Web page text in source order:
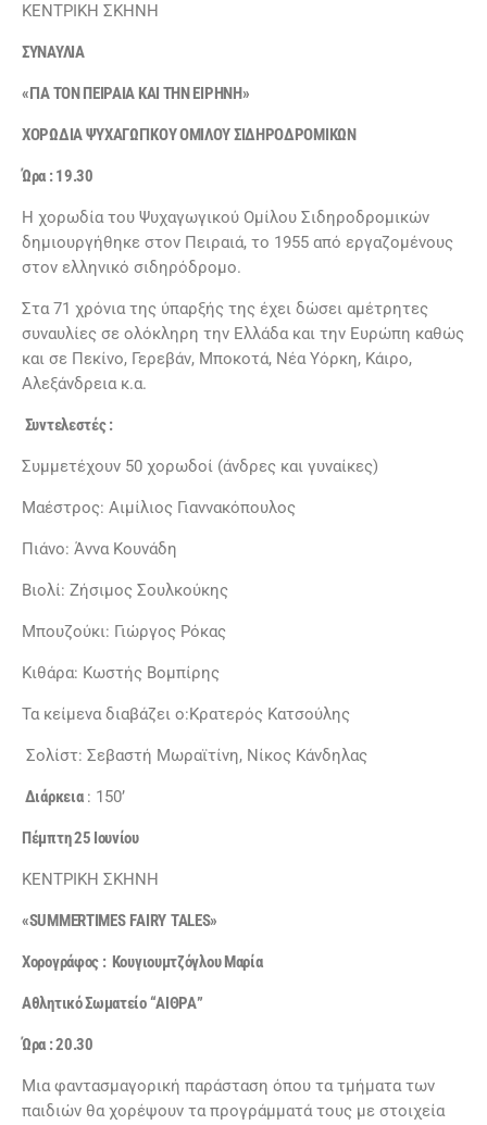
ΚΕΝΤΡΙΚΗ ΣΚΗΝΗ
ΣΥΝΑΥΛΙΑ
«ΓΙΑ ΤΟΝ ΠΕΙΡΑΙΑ ΚΑΙ ΤΗΝ ΕΙΡΗΝΗ»
ΧΟΡΩΔΙΑ ΨΥΧΑΓΩΓΙΚΟΥ ΟΜΙΛΟΥ ΣΙΔΗΡΟΔΡΟΜΙΚΩΝ
Ώρα : 19.30
Η χορωδία του Ψυχαγωγικού Ομίλου Σιδηροδρομικών
δημιουργήθηκε στον Πειραιά, το 1955 από εργαζομένους
στον ελληνικό σιδηρόδρομο.
Στα 71 χρόνια της ύπαρξής της έχει δώσει αμέτρητες
συναυλίες σε ολόκληρη την Ελλάδα και την Ευρώπη καθώς
και σε Πεκίνο, Γερεβάν, Μποκοτά, Νέα Υόρκη, Κάιρο,
Αλεξάνδρεια κ.α.
Συντελεστές :
Συμμετέχουν 50 χορωδοί (άνδρες και γυναίκες)
Μαέστρος: Αιμίλιος Γιαννακόπουλος
Πιάνο: Άννα Κουνάδη
Βιολί: Ζήσιμος Σουλκούκης
Μπουζούκι: Γιώργος Ρόκας
Κιθάρα: Κωστής Βομπίρης
Τα κείμενα διαβάζει ο:Κρατερός Κατσούλης
Σολίστ: Σεβαστή Μωραϊτίνη, Νίκος Κάνδηλας
Διάρκεια: 150’
Πέμπτη 25 Ιουνίου
ΚΕΝΤΡΙΚΗ ΣΚΗΝΗ
«SUMMERTIMES FAIRY TALES»
Χορογράφος : Κουγιουμτζόγλου Μαρία
Αθλητικό Σωματείο “ΑΙΘΡΑ”
Ώρα : 20.30
Mια φαντασμαγορική παράσταση όπου τα τμήματα των
παιδιών θα χορέψουν τα προγράμματά τους με στοιχεία